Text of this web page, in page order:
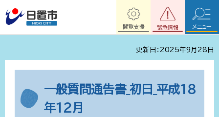
緊急情報
閲覧支援 メニュー
更新日：2025年9月28日
一般質問通告書_初日_平成18
年12月